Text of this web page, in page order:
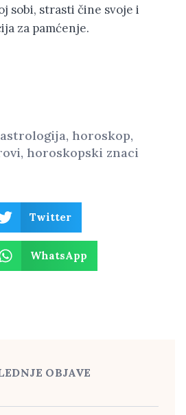
sobi, strasti čine svoje i
za pamćenje.
astrologija, horoskop,
, horoskopski znaci
Twitter
WhatsApp
OBJAVE